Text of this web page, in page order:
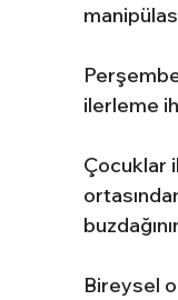
ilerleme
Çocuklar
Bireysel